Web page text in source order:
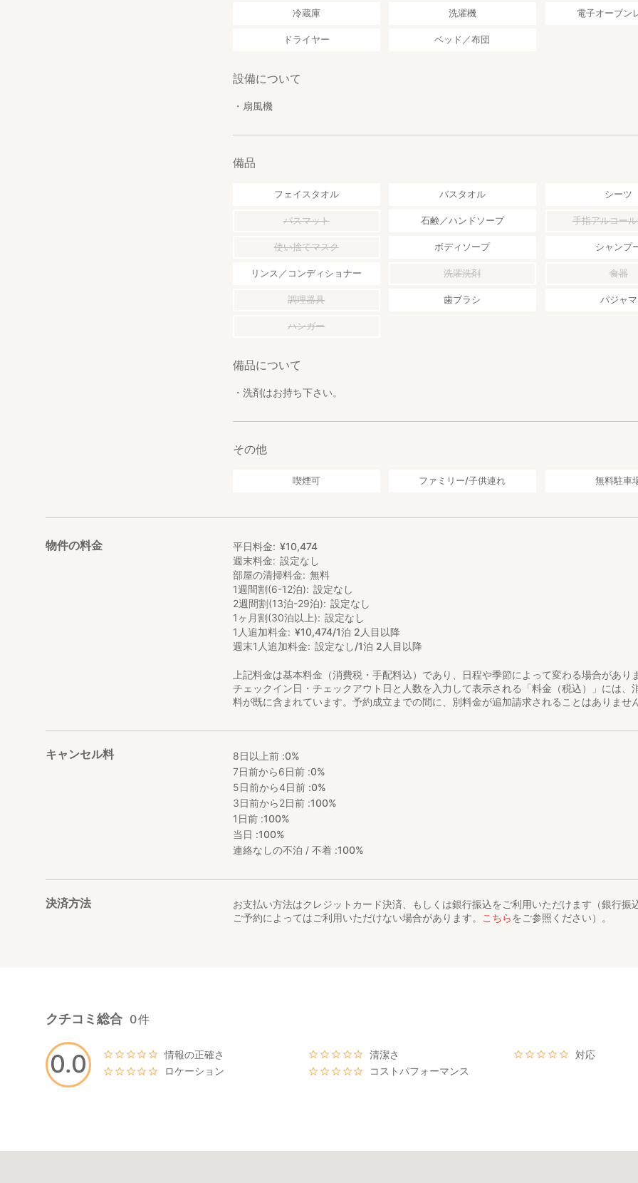
冷蔵庫 洗濯機 電子オーブン
ドライヤー ベッド／布団
設備について
・扇風機
備品
フェイスタオル バスタオル シーツ
バスマット 石鹸／ハンドソープ 手指アルコー
使い捨てマスク ボディソープ シャンプ
リンス／コンディショナー 洗濯洗剤 食器
調理器具 歯ブラシ パジャマ
ハンガー
備品について
・洗剤はお持ち下さい。
その他
喫煙可 ファミリー/子供連れ 無料駐車
物件の料金 平日料金 ¥10,474
週末料金
設定なし
部屋の清掃料金
無料
1週間割(6-12泊)
設定なし
2週間割(13泊-29泊)
設定なし
1ヶ月割(30泊以上)
設定なし
1人追加料金
¥10,474/1泊 2人目以降
週末1人追加料金
設定なし/1泊 2人目以降
上記料金は基本料金（消費税・手配料込）であり、日程や季節によって変わる場合があり
チェックイン日・チェックアウト日と人数を入力して表示される「料金（税込）」には、
料が既に含まれています。予約成立までの間に、別料金が追加請求されることはありませ
キャンセル料 8日以上前 :0%
7日前から6日前 :0%
5日前から4日前 :0%
3日前から2日前 :100%
1日前 :100%
当日 :100%
連絡なしの不泊 / 不着 :100%
決済方法
お支払い方法はクレジットカード決済、もしくは銀行振込をご利用いただけます（銀行振
ご予約によってはご利用いただけない場合があります。 こちらをご参照ください）。
0.0
クチコミ総合 0件
情報の正確さ 清潔さ
対応
ロケーション
コストパフォーマンス